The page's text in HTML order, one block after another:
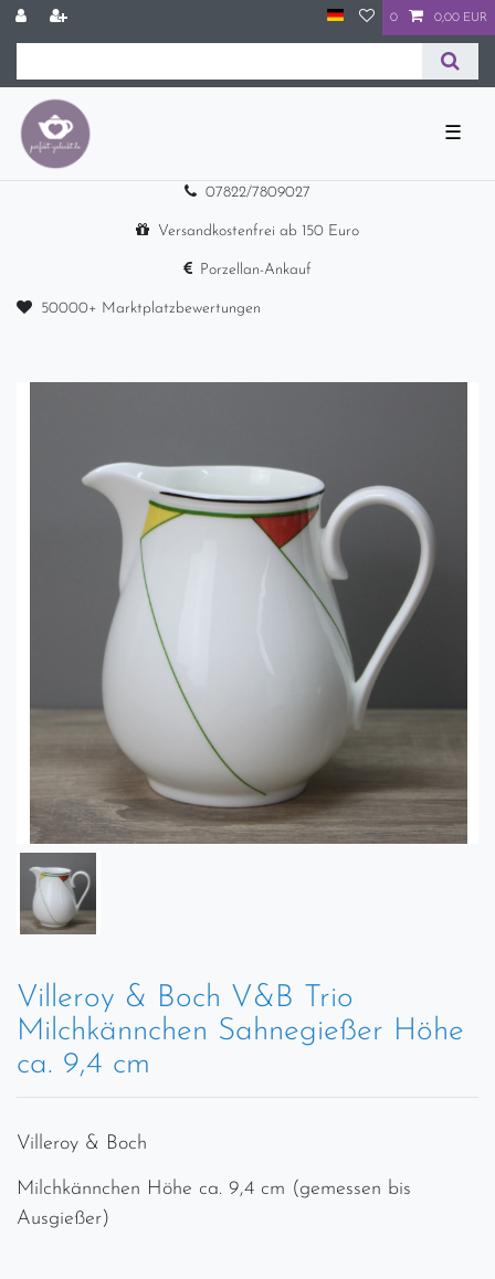
0 0,00 EUR
☰
07822/7809027
Versandkostenfrei ab 150 Euro
Porzellan-Ankauf
50000+ Marktplatzbewertungen
Villeroy & Boch V&B Trio
Milchkännchen Sahnegießer Höhe
ca. 9,4 cm
Villeroy & Boch
Milchkännchen Höhe ca. 9,4 cm (gemessen bis
Ausgießer)